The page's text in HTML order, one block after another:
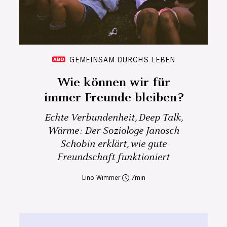
GEMEINSAM DURCHS LEBEN
Wie können wir für
immer Freunde bleiben?
Echte Verbundenheit, Deep Talk,
Wärme: Der Soziologe Janosch
Schobin erklärt, wie gute
Freundschaft funktioniert
Lino Wimmer 7